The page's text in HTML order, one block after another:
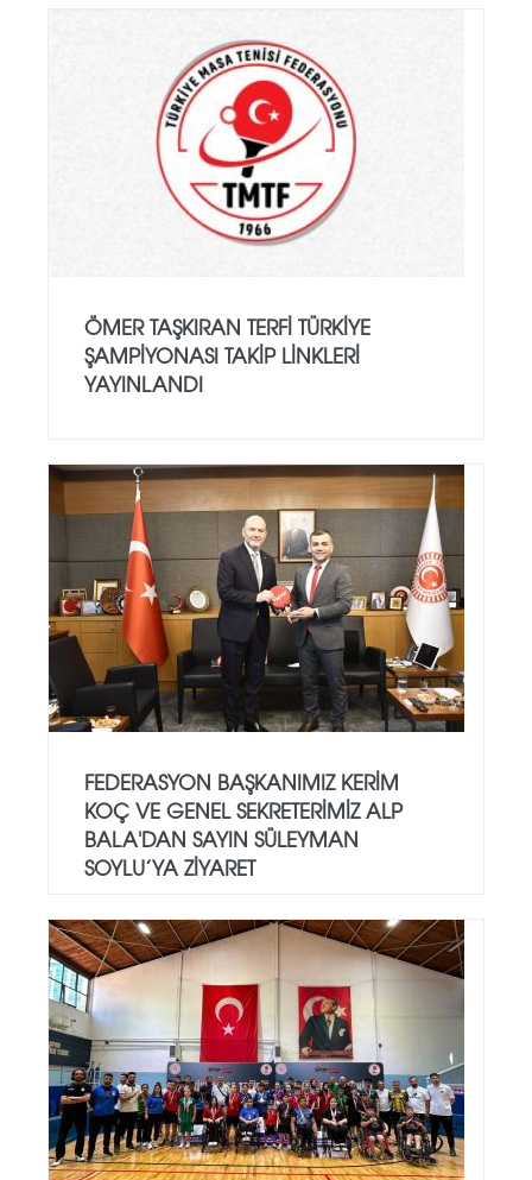
ÖMER TAŞKIRAN TERFI TÜRKIYE
ŞAMPIYONASI TAKIP LINKLERI
YAYINLANDI
FEDERASYON BAŞKANIMIZ KERIM
KOÇ VE GENEL SEKRETERIMIZ ALP
BALA'DAN SAYIN SÜLEYMAN
SOYLU’YA ZIYARET